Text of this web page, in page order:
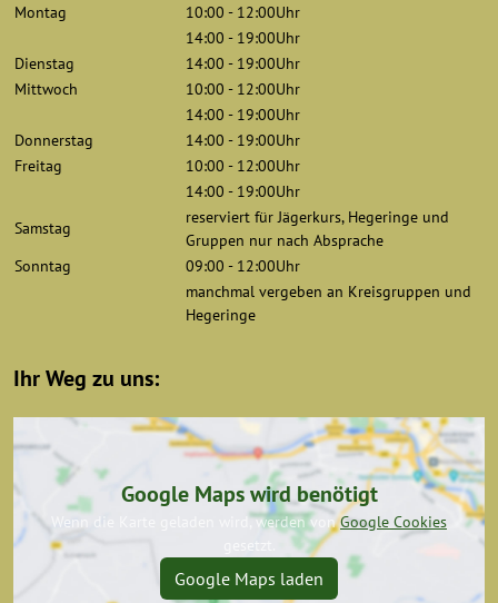
Montag
10:00 - 12:00Uhr
14:00 - 19:00Uhr
Dienstag
14:00 - 19:00Uhr
Mittwoch
10:00 - 12:00Uhr
14:00 - 19:00Uhr
Donnerstag
14:00 - 19:00Uhr
Freitag
10:00 - 12:00Uhr
14:00 - 19:00Uhr
Samstag
reserviert für Jägerkurs, Hegeringe und
Gruppen nur nach Absprache
Sonntag
09:00 - 12:00Uhr
manchmal vergeben an Kreisgruppen und
Hegeringe
Ihr Weg zu uns:
Google Maps wird benötigt
Wenn die Karte geladen wird, werden vonGoogle Cookies
gesetzt.
Google Maps laden